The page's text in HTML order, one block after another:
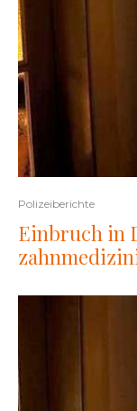
Polizeiberichte
Einbruch in